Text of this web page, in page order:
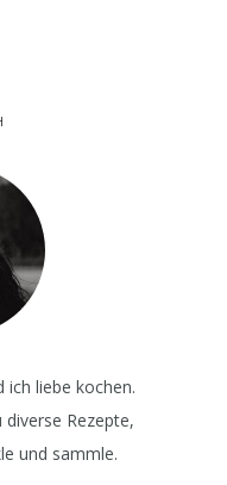
ich liebe kochen.
Rezepte,
und sammle.